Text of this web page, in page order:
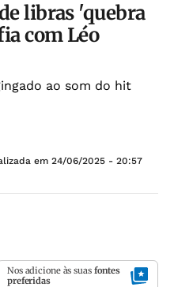
libras 'quebra
com Léo
ao som do hit
em 24/06/2025 - 20:57
Nos adicione às suas fontes
preferidas